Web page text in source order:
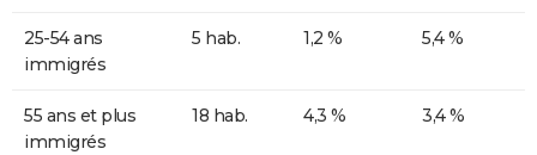
25-54 ans
immigrés
5 hab. 1,2 % 5,4 %
55 ans et plus
immigrés
18 hab. 4,3 % 3,4 %